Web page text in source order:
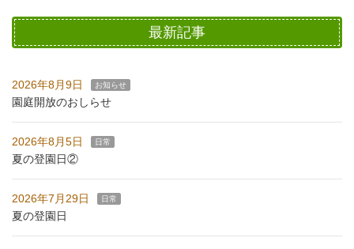
最新記事
2026年8月9日 お知らせ
園庭開放のおしらせ
2026年8月5日 日常
夏の登園日②
2026年7月29日 日常
夏の登園日